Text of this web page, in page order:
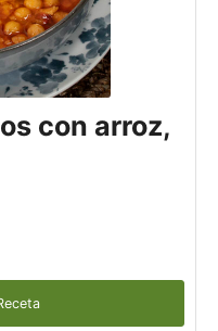
con arroz,